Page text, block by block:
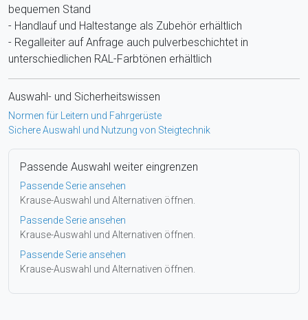
bequemen Stand
- Handlauf und Haltestange als Zubehör erhältlich
- Regalleiter auf Anfrage auch pulverbeschichtet in
unterschiedlichen RAL-Farbtönen erhältlich
Auswahl- und Sicherheitswissen
Normen für Leitern und Fahrgerüste
Sichere Auswahl und Nutzung von Steigtechnik
Passende Auswahl weiter eingrenzen
Passende Serie ansehen
Krause-Auswahl und Alternativen öffnen.
Passende Serie ansehen
Krause-Auswahl und Alternativen öffnen.
Passende Serie ansehen
Krause-Auswahl und Alternativen öffnen.